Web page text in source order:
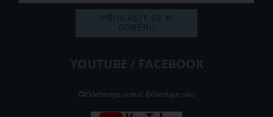
YOUTUBE / FACEBOOK
📺Odebírejte videa! 👍Sledujte nás!